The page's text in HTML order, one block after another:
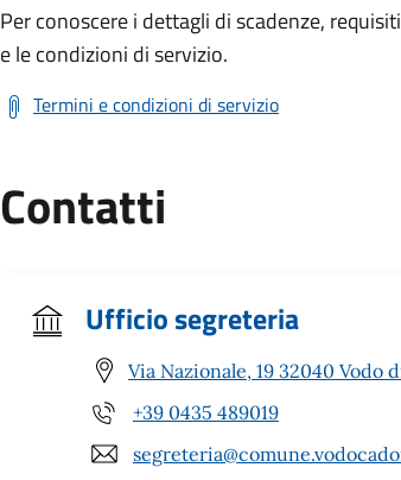
Per conoscere i dettagli di scadenze,
e le condizioni di servizio.
Termini e condizioni di servizio
Contatti
Ufficio segreteria
Via Nazionale, 19 32040 Vodo
+39 0435 489019